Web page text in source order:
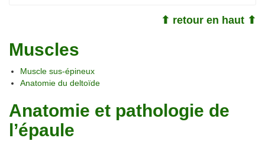
⬆ retour en haut ⬆
Muscles
Muscle sus-épineux
Anatomie du deltoïde
Anatomie et pathologie de
l’épaule